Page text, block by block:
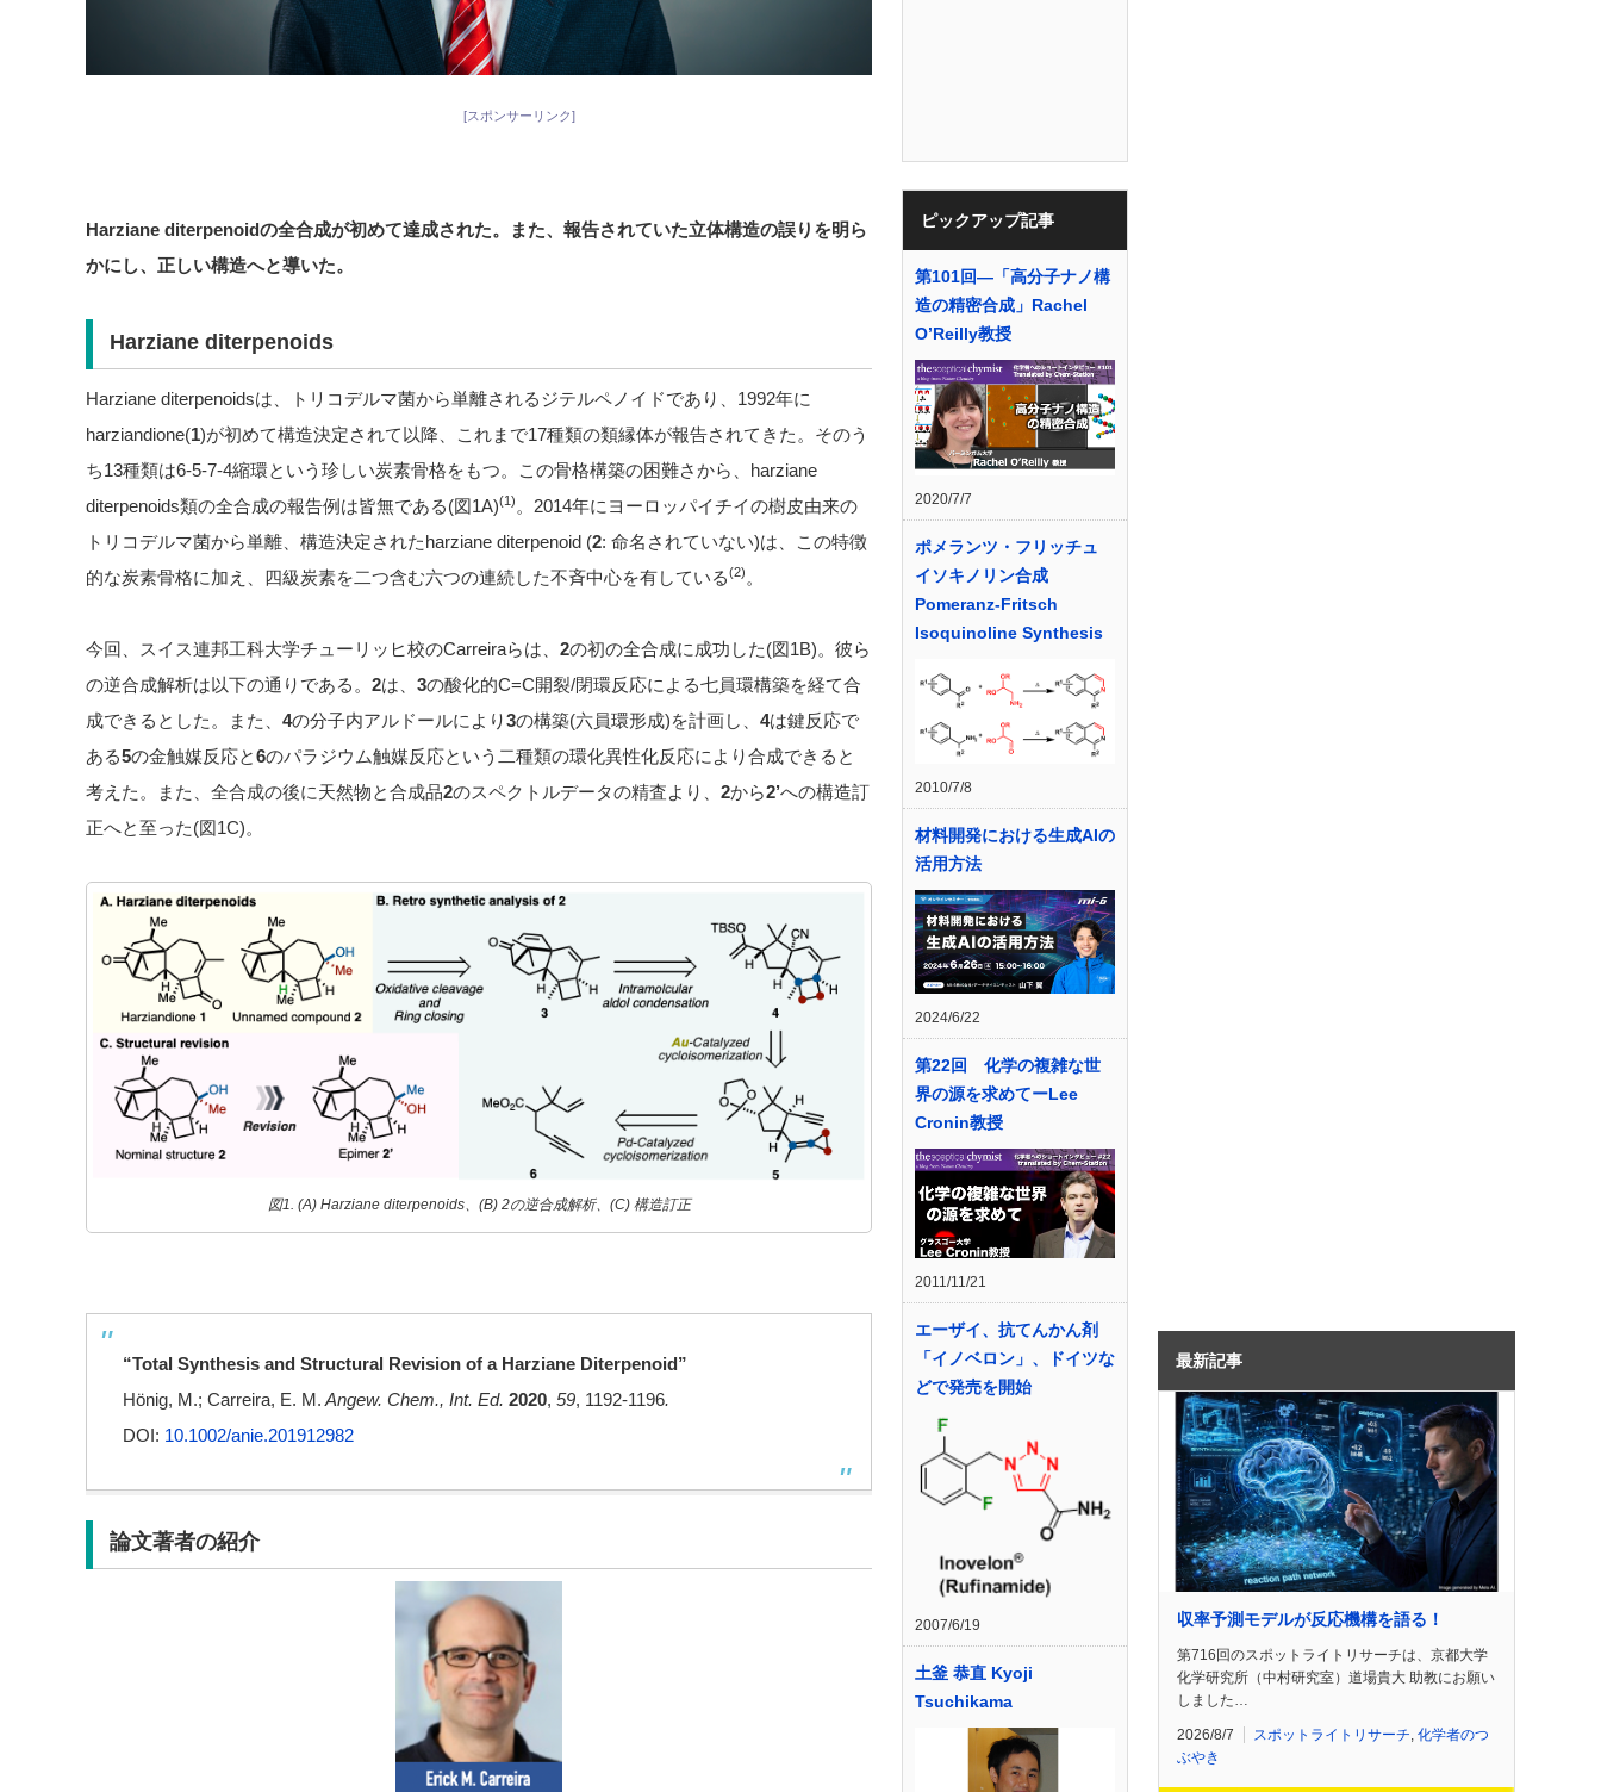
[スポンサーリンク]
Harziane diterpenoidの全合成が初めて達成された。また、報告されていた立体構造の誤りを明ら
かにし、正しい構造へと導いた。
Harziane diterpenoids
Harziane diterpenoidsは、トリコデルマ菌から単離されるジテルペノイドであり、1992年に
harziandione(1)が初めて構造決定されて以降、これまで17種類の類縁体が報告されてきた。そのう
ち13種類は6-5-7-4縮環という珍しい炭素骨格をもつ。この骨格構築の困難さから、harziane
diterpenoids類の全合成の報告例は皆無である(図1A)(1) 。2014年にヨーロッパイチイの樹皮由来の
トリコデルマ菌から単離、構造決定されたharziane diterpenoid (2: 命名されていない)は、この特徴
的な炭素骨格に加え、四級炭素を二つ含む六つの連続した不斉中心を有している(2) 。
今回、スイス連邦工科大学チューリッヒ校のCarreiraらは、 2の初の全合成に成功した(図1B)。彼ら
の逆合成解析は以下の通りである。 2は、 3の酸化的C=C開裂/閉環反応による七員環構築を経て合
成できるとした。また、 4の分子内アルドールにより3の構築(六員環形成)を計画し、 4は鍵反応で
ある5の金触媒反応と6のパラジウム触媒反応という二種類の環化異性化反応により合成できると
考えた。また、全合成の後に天然物と合成品2のスペクトルデータの精査より、 2から2’への構造訂
正へと至った(図1C)。
図1. (A) Harziane diterpenoids、(B) 2の逆合成解析、(C) 構造訂正
“Total Synthesis and Structural Revision of a Harziane Diterpenoid”
Hönig, M.; Carreira, E. M. Angew. Chem., Int. Ed. 2020, 59, 1192-1196.
DOI: 10.1002/anie.201912982
論文著者の紹介
ピックアップ記事
第101回―「高分子ナノ構
造の精密合成」Rachel
O’Reilly教授
2020/7/7
ポメランツ・フリッチュ
イソキノリン合成
Pomeranz-Fritsch
Isoquinoline Synthesis
2010/7/8
材料開発における生成AIの
活用方法
2024/6/22
第22回 化学の複雑な世
界の源を求めてーLee
Cronin教授
2011/11/21
エーザイ、抗てんかん剤
「イノベロン」、ドイツな
どで発売を開始
2007/6/19
土釜 恭直 Kyoji
Tsuchikama
最新記事
収率予測モデルが反応機構を語る！
第716回のスポットライトリサーチは、京都大学
化学研究所（中村研究室）道場貴大 助教にお願い
しました…
2026/8/7 スポットライトリサーチ 化学者のつ
ぶやき